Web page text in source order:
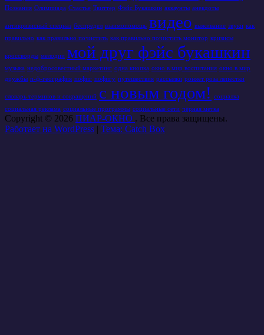
Познания Олимпиада Счастье Твиттер Фэйс Букашкин аккаунты анекдоты
антикризисный спецназ беспредел взаимопомощь видео выживание звуки как
правильно как правильно почистить как правильно почистить монитор кризисы
кроссворды мелодии мой друг фэйс букашкин
музыка недобросовестный маркетинг одна кнопка окно в мир воспитания окно в мир
дружбы п-ф-география пофиг пофигу путешествия рассылки роняет роза лепестки
словарь терминов и сокращений с новым годом!
социалка
социальная реклама социальные программы социальные сети чёрная метка
Copyright © 2026 ПИАР-ОКНО . Все права защищены.
Работает на WordPress | Тема: Catch Box